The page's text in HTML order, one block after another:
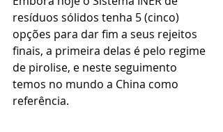
resíduos sólidos tenha 5 (cinco)
opções para dar fim a seus rejeitos
finais, a primeira delas é pelo regime
de pirolise, e neste seguimento
temos no mundo a China como
referência.